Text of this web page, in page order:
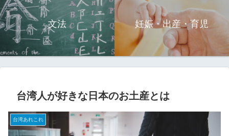
文法 妊娠・出産・育児
台湾人が好きな日本のお土産とは
台湾あれこれ